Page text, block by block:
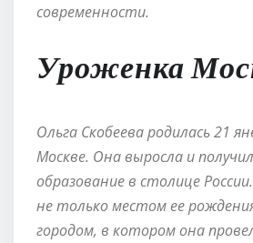
современности.
Уроженка
Ольга Скобеева родилась 21
Москве. Она выросла и
образование в столице
не только местом ее
городом, в котором она